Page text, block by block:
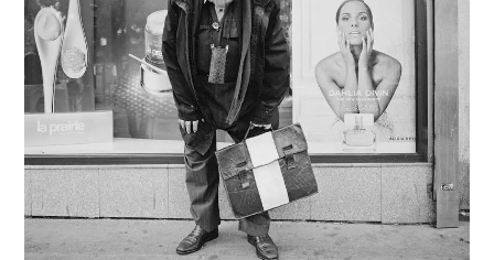
VOL. 1: PORTRAITS D'ARTISTES
VOL. 2: COLLAGES
VOL. 3 : ATELIERS D'ARTISTES
CONTACT